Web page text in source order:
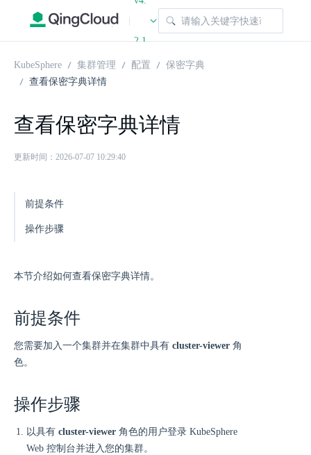
|
2.1
KubeSphere 集群管理 配置
保密字典
查看保密字典详情
查看保密字典详情
更新时间：2026-07-07 10:29:40
前提条件
操作步骤
本节介绍如何查看保密字典详情。
前提条件
您需要加入一个集群并在集群中具有 cluster-viewer 角
色。
操作步骤
以具有 cluster-viewer 角色的用户登录 KubeSphere
Web 控制台并进入您的集群。